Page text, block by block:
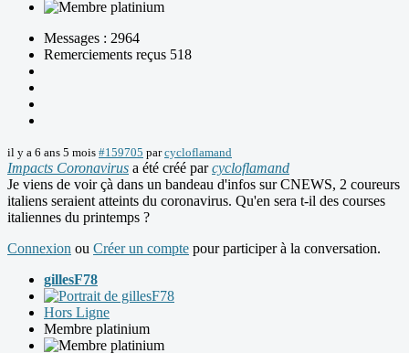
Messages : 2964
Remerciements reçus 518
il y a 6 ans 5 mois #159705 parcycloflamand
Impacts Coronavirus a été créé parcycloflamand
Je viens de voir çà dans un bandeau d'infos sur CNEWS, 2 coureurs
italiens seraient atteints du coronavirus. Qu'en sera t-il des courses
italiennes du printemps ?
Connexion ou Créer un compte pour participer à la conversation.
gillesF78
Hors Ligne
Membre platinium